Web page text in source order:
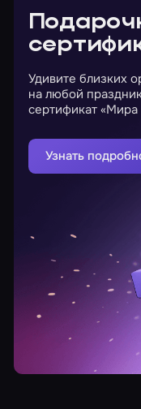
Удивите близких
на любой
сертификат «Мира
Узнать